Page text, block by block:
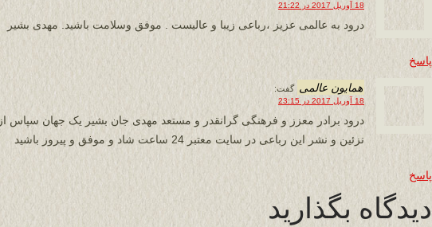
18 آوریل 2017 در 21:22
درود به عالمی عزیز ،رباعی زیبا و عالیست . موفق وسلامت باشید. مهدی بشیر
پاسخ
همایون عالمی گفت:
18 آوریل 2017 در 23:15
درود برادر معزز و فرهنگی گرانقدر و مستعد مهدی جان بشیر یک جهان سپاس از
نزئین و نشر این رباعی در سایت معتبر 24 ساعت شاد و موفق و پیروز باشید
پاسخ
دیدگاه بگذارید